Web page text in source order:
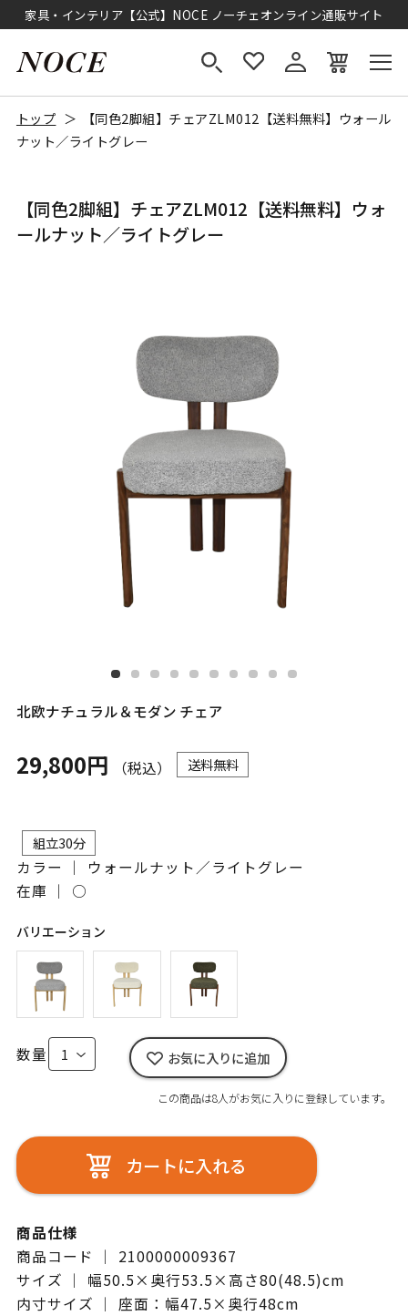
家具・インテリア【公式】NOCE ノーチェオンライン通販サイト
トップ
【同色2脚組】チェアZLM012【送料無料】ウォール
ナット／ライトグレー
【同色2脚組】チェアZLM012【送料無料】ウォ
ールナット／ライトグレー
北欧ナチュラル＆モダン チェア
29,800円 （税込） 送料無料
組立30分
カラー ｜ ウォールナット／ライトグレー
在庫 ｜ ○
バリエーション
数量 お気に入りに追加
この商品は8人がお気に入りに登録しています。
カートに入れる
商品仕様
商品コード ｜ 2100000009367
サイズ ｜ 幅50.5×奥行53.5×高さ80(48.5)cm
内寸サイズ ｜ 座面：幅47.5×奥行48cm